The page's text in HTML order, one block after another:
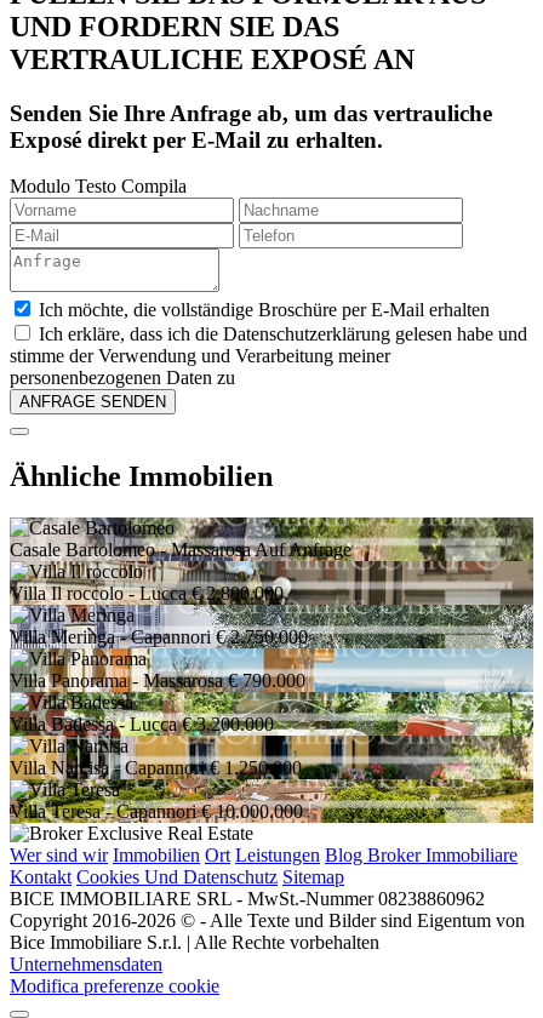
UND FORDERN SIE DAS
VERTRAULICHE EXPOSÉ AN
Senden Sie Ihre Anfrage ab, um das vertrauliche
Exposé direkt per E-Mail zu erhalten.
Modulo Testo Compila
Ich möchte, die vollständige Broschüre per E-Mail erhalten
Ich erkläre, dass ich die Datenschutzerklärung gelesen habe und
stimme der Verwendung und Verarbeitung meiner
personenbezogenen Daten zu
Ähnliche Immobilien
Casale Bartolomeo- MassarosaAuf Anfrage
Villa Il roccolo- Lucca € 2.800.000
Villa Meringa- Capannori € 2.750.000
Villa Panorama- Massarosa € 790.000
Villa Badessa- Lucca € 3.200.000
Villa Narcisa- Capannori € 1.250.000
Villa Teresa- Capannori € 10.000.000
Wer sind wir Immobilien Ort Leistungen Blog Broker Immobiliare
Kontakt Cookies Und Datenschutz Sitemap
BICE IMMOBILIARE SRL - MwSt.-Nummer 08238860962
Copyright 2016-2026 © - Alle Texte und Bilder sind Eigentum von
Bice Immobiliare S.r.l. | Alle Rechte vorbehalten
Unternehmensdaten
Modifica preferenze cookie